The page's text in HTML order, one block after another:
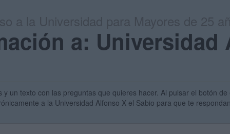
a: Universidad
un texto con las preguntas que quieres hacer. Al pulsar el botón
a la Universidad Alfonso X el Sabio para que te